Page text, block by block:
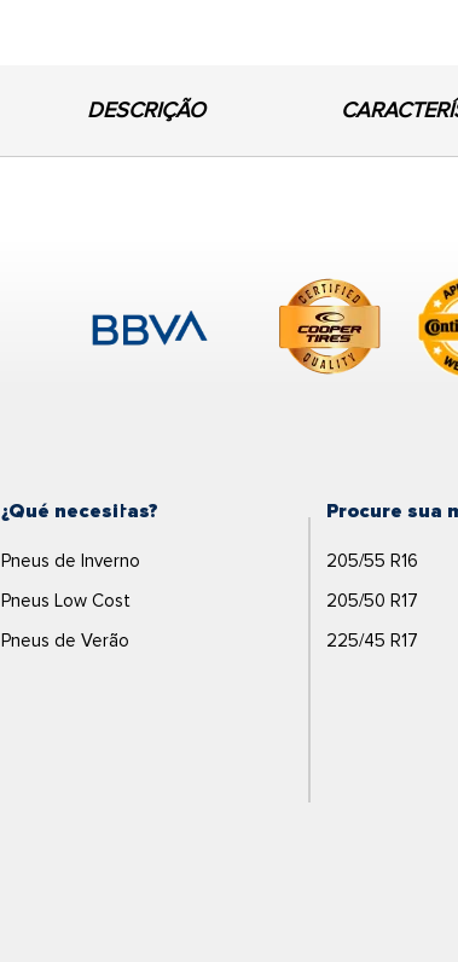
DESCRIÇÃO
¿Qué necesitas?
Pneus de Inverno
Pneus Low Cost
Pneus de Verão
Procure sua
205/55 R16
205/50 R17
225/45 R17